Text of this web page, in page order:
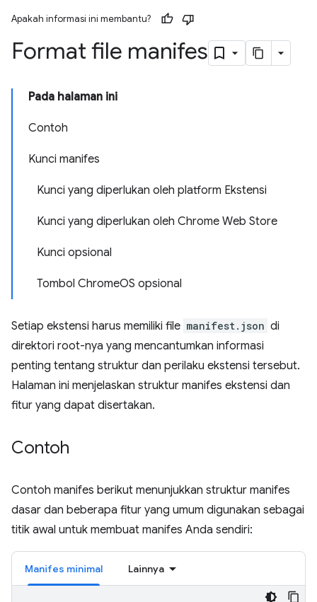
Apakah informasi ini membantu?
Format file manifes
Pada halaman ini
Contoh
Kunci manifes
Kunci yang diperlukan oleh platform Ekstensi
Kunci yang diperlukan oleh Chrome Web Store
Kunci opsional
Tombol ChromeOS opsional
Setiap ekstensi harus memiliki file manifest.json di
direktori root-nya yang mencantumkan informasi
penting tentang struktur dan perilaku ekstensi tersebut.
Halaman ini menjelaskan struktur manifes ekstensi dan
fitur yang dapat disertakan.
Contoh
Contoh manifes berikut menunjukkan struktur manifes
dasar dan beberapa fitur yang umum digunakan sebagai
titik awal untuk membuat manifes Anda sendiri:
Manifes minimal Lainnya